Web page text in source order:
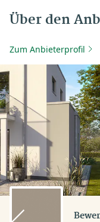
Über den
Zum Anbieterprofil